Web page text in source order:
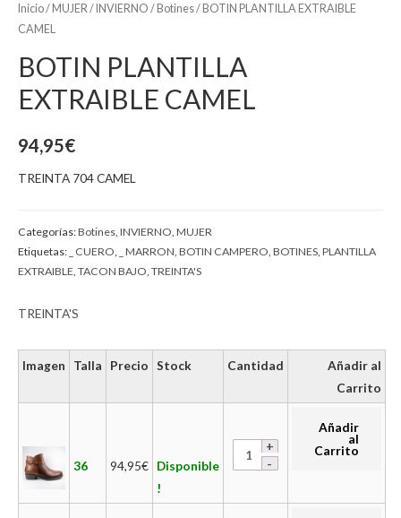
Inicio/ MUJER / INVIERNO / Botines/ BOTIN PLANTILLA EXTRAIBLE
CAMEL
BOTIN PLANTILLA
EXTRAIBLE CAMEL
94,95€
TREINTA 704 CAMEL
Categorías:Botines INVIERNO MUJER
Etiquetas:
_ CUERO _ MARRON BOTIN CAMPERO BOTINES PLANTILLA
EXTRAIBLE TACON BAJO TREINTA'S
TREINTA'S
Imagen Talla Precio Stock Cantidad
Añadir al
Carrito
36 94,95€ Disponible
!
Añadir
al
Carrito